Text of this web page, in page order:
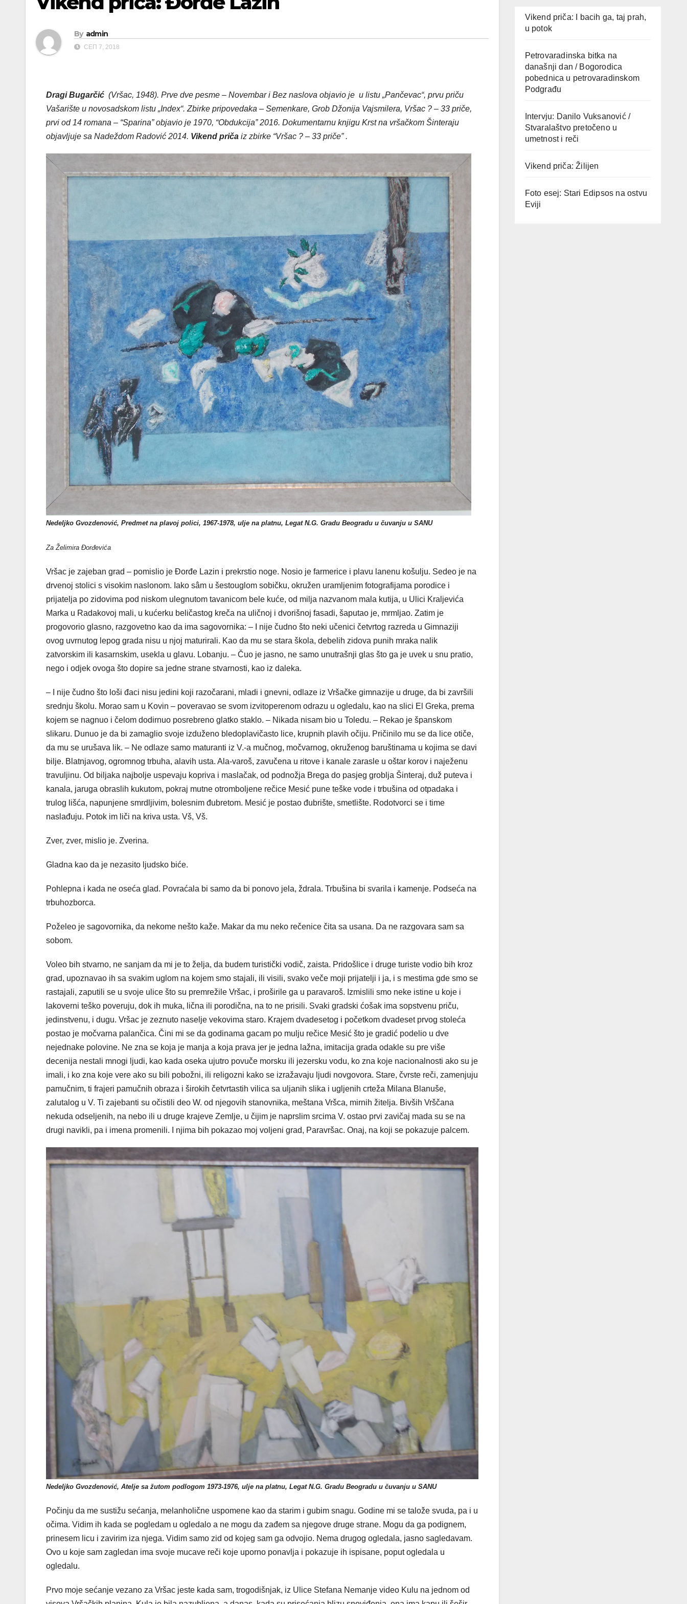
By admin
СЕП 7, 2018
Dragi Bugarčić (Vršac, 1948). Prve dve pesme – Novembar i Bez naslova objavio je u listu „Pančevac“, prvu priču
Vašarište u novosadskom listu „Index“. Zbirke pripovedaka – Semenkare, Grob Džonija Vajsmilera, Vršac ? – 33 priče,
prvi od 14 romana – “Sparina” objavio je 1970, “Obdukcija” 2016. Dokumentarnu knjigu Krst na vršačkom Šinteraju
objavljuje sa Nadeždom Radović 2014. Vikend priča iz zbirke “Vršac ? – 33 priče” .
Nedeljko Gvozdenović, Predmet na plavoj polici, 1967-1978, ulje na platnu, Legat N.G. Gradu Beogradu u čuvanju u SANU
Za Želimira Đorđevića
Vršac je zajeban grad – pomislio je Đorđe Lazin i prekrstio noge. Nosio je farmerice i plavu lanenu košulju. Sedeo je na
drvenoj stolici s visokim naslonom. Iako sâm u šestouglom sobičku, okružen uramljenim fotografijama porodice i
prijatelja po zidovima pod niskom ulegnutom tavanicom bele kuće, od milja nazvanom mala kutija, u Ulici Kraljevića
Marka u Radakovoj mali, u kućerku beličastog kreča na uličnoj i dvorišnoj fasadi, šaputao je, mrmljao. Zatim je
progovorio glasno, razgovetno kao da ima sagovornika: – I nije čudno što neki učenici četvrtog razreda u Gimnaziji
ovog uvrnutog lepog grada nisu u njoj maturirali. Kao da mu se stara škola, debelih zidova punih mraka nalik
zatvorskim ili kasarnskim, usekla u glavu. Lobanju. – Čuo je jasno, ne samo unutrašnji glas što ga je uvek u snu pratio,
nego i odjek ovoga što dopire sa jedne strane stvarnosti, kao iz daleka.
– I nije čudno što loši đaci nisu jedini koji razočarani, mladi i gnevni, odlaze iz Vršačke gimnazije u druge, da bi završili
srednju školu. Morao sam u Kovin – poveravao se svom izvitoperenom odrazu u ogledalu, kao na slici El Greka, prema
kojem se nagnuo i čelom dodirnuo posrebreno glatko staklo. – Nikada nisam bio u Toledu. – Rekao je španskom
slikaru. Dunuo je da bi zamaglio svoje izduženo bledoplavičasto lice, krupnih plavih očiju. Pričinilo mu se da lice otiče,
da mu se urušava lik. – Ne odlaze samo maturanti iz V.-a mučnog, močvarnog, okruženog baruštinama u kojima se davi
bilje. Blatnjavog, ogromnog trbuha, alavih usta. Ala-varoš, zavučena u ritove i kanale zarasle u oštar korov i naježenu
travuljinu. Od biljaka najbolje uspevaju kopriva i maslačak, od podnožja Brega do pasjeg groblja Šinteraj, duž puteva i
kanala, jaruga obraslih kukutom, pokraj mutne otromboljene rečice Mesić pune teške vode i trbušina od otpadaka i
trulog lišća, napunjene smrdljivim, bolesnim đubretom. Mesić je postao đubrište, smetlište. Rodotvorci se i time
naslađuju. Potok im liči na kriva usta. Vš, Vš.
Zver, zver, mislio je. Zverina.
Gladna kao da je nezasito ljudsko biće.
Pohlepna i kada ne oseća glad. Povraćala bi samo da bi ponovo jela, ždrala. Trbušina bi svarila i kamenje. Podseća na
trbuhozborca.
Poželeo je sagovornika, da nekome nešto kaže. Makar da mu neko rečenice čita sa usana. Da ne razgovara sam sa
sobom.
Voleo bih stvarno, ne sanjam da mi je to želja, da budem turistički vodič, zaista. Pridošlice i druge turiste vodio bih kroz
grad, upoznavao ih sa svakim uglom na kojem smo stajali, ili visili, svako veče moji prijatelji i ja, i s mestima gde smo se
rastajali, zaputili se u svoje ulice što su premrežile Vršac, i proširile ga u paravaroš. Izmislili smo neke istine u koje i
lakoverni teško poveruju, dok ih muka, lična ili porodična, na to ne prisili. Svaki gradski ćošak ima sopstvenu priču,
jedinstvenu, i dugu. Vršac je zeznuto naselje vekovima staro. Krajem dvadesetog i početkom dvadeset prvog stoleća
postao je močvarna palančica. Čini mi se da godinama gacam po mulju rečice Mesić što je gradić podelio u dve
nejednake polovine. Ne zna se koja je manja a koja prava jer je jedna lažna, imitacija grada odakle su pre više
decenija nestali mnogi ljudi, kao kada oseka ujutro povuče morsku ili jezersku vodu, ko zna koje nacionalnosti ako su je
imali, i ko zna koje vere ako su bili pobožni, ili religozni kako se izražavaju ljudi novgovora. Stare, čvrste reči, zamenjuju
pamučnim, ti frajeri pamučnih obraza i širokih četvrtastih vilica sa uljanih slika i ugljenih crteža Milana Blanuše,
zalutalog u V. Ti zajebanti su očistili deo W. od njegovih stanovnika, meštana Vršca, mirnih žitelja. Bivših Vrščana
nekuda odseljenih, na nebo ili u druge krajeve Zemlje, u čijim je naprslim srcima V. ostao prvi zavičaj mada su se na
drugi navikli, pa i imena promenili. I njima bih pokazao moj voljeni grad, Paravršac. Onaj, na koji se pokazuje palcem.
Nedeljko Gvozdenović, Atelje sa žutom podlogom 1973-1976, ulje na platnu, Legat N.G. Gradu Beogradu u čuvanju u SANU
Počinju da me sustižu sećanja, melanholične uspomene kao da starim i gubim snagu. Godine mi se talože svuda, pa i u
očima. Vidim ih kada se pogledam u ogledalo a ne mogu da zađem sa njegove druge strane. Mogu da ga podignem,
prinesem licu i zavirim iza njega. Vidim samo zid od kojeg sam ga odvojio. Nema drugog ogledala, jasno sagledavam.
Ovo u koje sam zagledan ima svoje mucave reči koje uporno ponavlja i pokazuje ih ispisane, poput ogledala u
ogledalu.
Prvo moje sećanje vezano za Vršac jeste kada sam, trogodišnjak, iz Ulice Stefana Nemanje video Kulu na jednom od
Vikend priča: I bacih ga, taj prah,
u potok
Petrovaradinska bitka na
današnji dan / Bogorodica
pobednica u petrovaradinskom
Podgrađu
Intervju: Danilo Vuksanović /
Stvaralaštvo pretočeno u
umetnost i reči
Vikend priča: Žilijen
Foto esej: Stari Edipsos na ostvu
Eviji